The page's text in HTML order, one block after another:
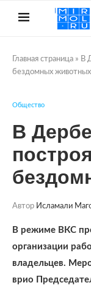
Главная страница » В
бездомных животных
Общество
В
Автор Исламали
В режиме ВКС
организации
владельцев.
врио